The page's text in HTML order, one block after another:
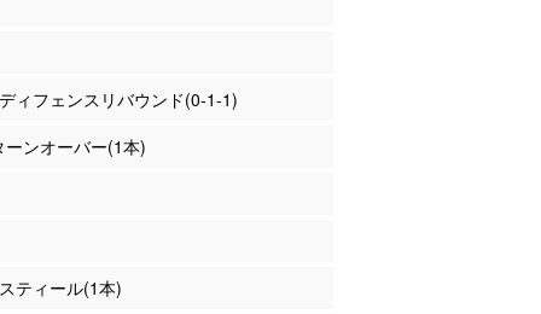
ィフェンスリバウンド(0-1-1)
ンオーバー(1本)
ティール(1本)